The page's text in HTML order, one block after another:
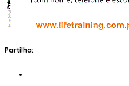
Partilha: